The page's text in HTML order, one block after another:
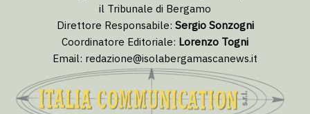
il Tribunale di Bergamo
Direttore Responsabile: Sergio Sonzogni
Coordinatore Editoriale: Lorenzo Togni
Email: redazione@isolabergamascanews.it